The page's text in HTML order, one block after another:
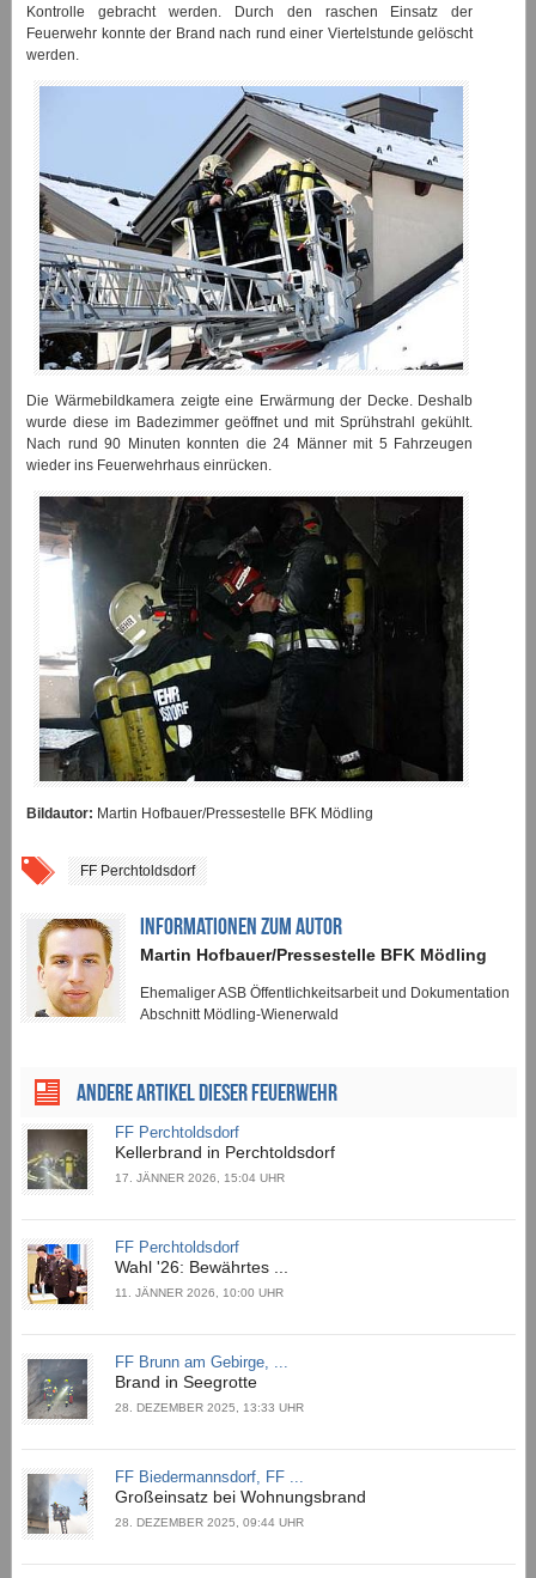
Kontrolle gebracht werden. Durch den raschen Einsatz der
Feuerwehr konnte der Brand nach rund einer Viertelstunde gelöscht
werden.
Die Wärmebildkamera zeigte eine Erwärmung der Decke. Deshalb
wurde diese im Badezimmer geöffnet und mit Sprühstrahl gekühlt.
Nach rund 90 Minuten konnten die 24 Männer mit 5 Fahrzeugen
wieder ins Feuerwehrhaus einrücken.
Bildautor: Martin Hofbauer/Pressestelle BFK Mödling
FF Perchtoldsdorf
INFORMATIONEN ZUM AUTOR
Martin Hofbauer/Pressestelle BFK Mödling
Ehemaliger ASB Öffentlichkeitsarbeit und Dokumentation
Abschnitt Mödling-Wienerwald
ANDERE ARTIKEL DIESER FEUERWEHR
FF Perchtoldsdorf
Kellerbrand in Perchtoldsdorf
17. JÄNNER 2026, 15:04 UHR
FF Perchtoldsdorf
Wahl '26: Bewährtes ...
11. JÄNNER 2026, 10:00 UHR
FF Brunn am Gebirge, ...
Brand in Seegrotte
28. DEZEMBER 2025, 13:33 UHR
FF Biedermannsdorf, FF ...
Großeinsatz bei Wohnungsbrand
28. DEZEMBER 2025, 09:44 UHR